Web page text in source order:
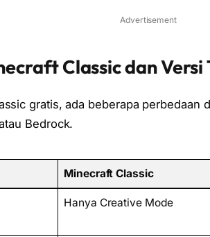
Advertisement
Classic dan Versi
gratis, ada beberapa perbedaan
Bedrock.
Minecraft Classic
Hanya Creative Mode